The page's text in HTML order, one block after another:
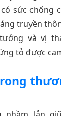
sức chống
truyền
và vị
tỏ được